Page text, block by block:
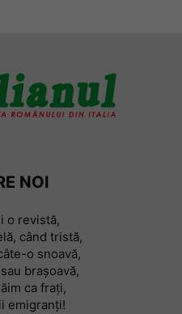
NOI
o revistă,
când tristă,
o snoavă,
braşoavă,
ca frați,
emigranți!